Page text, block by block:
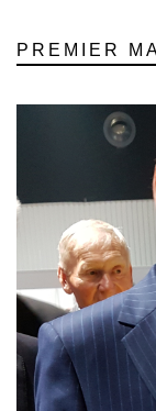
PREMIER